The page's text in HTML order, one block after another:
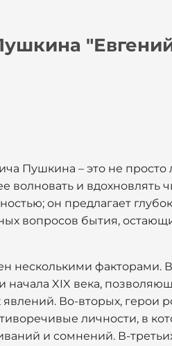
Пушкина – это не просто
и вдохновлять
он предлагает
вопросов бытия,
несколькими факторами.
начала XIX века,
Во-вторых, герои
личности, в
и сомнений. В-